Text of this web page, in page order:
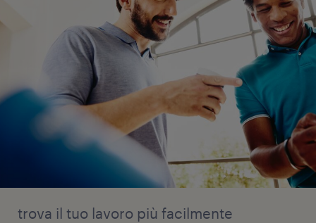
trova il tuo lavoro più facilmente